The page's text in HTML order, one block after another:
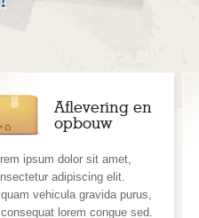
Aflevering en
opbouw
ipsum dolor sit amet,
adipiscing elit.
vehicula gravida purus,
lorem congue sed.